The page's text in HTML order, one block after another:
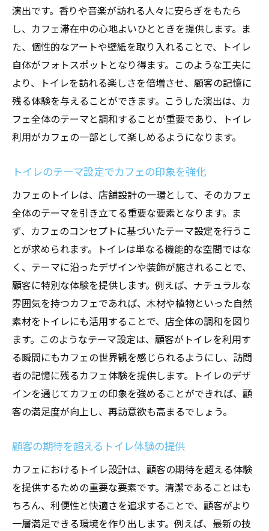
演出です。香りや音楽が訪れる人々に安らぎをもたら
し、カフェ滞在中の心地よいひとときを提供します。ま
た、個性的なアートや壁紙を取り入れることで、トイレ
自体がフォトスポットとなり得ます。このような工夫に
より、トイレを訪れる楽しさを倍増させ、顧客の記憶に
残る体験を与えることができます。こうした演出は、カ
フェ全体のテーマと調和することが重要であり、トイレ
利用がカフェの一部として楽しめるようになります。
トイレのテーマ設定でカフェの印象を強化
カフェのトイレは、店舗設計の一環として、そのカフェ
全体のテーマを引き立てる重要な要素となります。ま
ず、カフェのコンセプトに基づいたテーマ設定を行うこ
とが求められます。トイレは単なる機能的な空間ではな
く、テーマに沿ったデザインや装飾が施されることで、
顧客に特別な体験を提供します。例えば、ナチュラルな
雰囲気を持つカフェであれば、木材や植物といった自然
素材をトイレにも活用することで、店全体の調和を図り
ます。このようなテーマ設定は、顧客がトイレを利用す
る瞬間にもカフェの世界観を感じられるようにし、訪問
者の記憶に残るカフェ体験を提供します。トイレのデザ
インを通じてカフェの印象を強めることができれば、顧
客の満足度が向上し、再訪意欲も高まるでしょう。
顧客の期待を超えるトイレ体験の提供
カフェにおけるトイレ設計は、顧客の期待を超える体験
を提供するための重要な要素です。清潔であることはも
ちろん、利便性と快適さを追求することで、顧客がより
一層満足できる環境を作り出します。例えば、最新の技